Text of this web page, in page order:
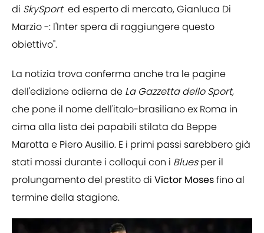
di SkySported esperto di mercato, Gianluca Di
Marzio -: l'Inter spera di raggiungere questo
obiettivo".
La notizia trova conferma anche tra le pagine
dell'edizione odierna de La Gazzetta dello Sport,
che pone il nome dell'italo-brasiliano ex Roma in
cima alla lista dei papabili stilata da Beppe
Marotta e Piero Ausilio. E i primi passi sarebbero già
stati mossi durante i colloqui con i Bluesper il
prolungamento del prestito di Victor Mosesfino al
termine della stagione.